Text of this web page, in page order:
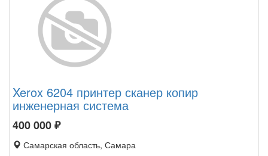
Xerox 6204 принтер сканер копир
инженерная система
400 000₽
Самарская область, Самара